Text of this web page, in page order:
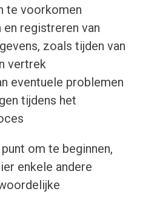
te voorkomen
registreren van
zoals tijden van
vertrek
eventuele problemen
tijdens het
om te beginnen,
enkele andere